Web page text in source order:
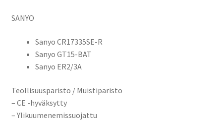
SANYO
Sanyo CR17335SE-R
Sanyo GT15-BAT
Sanyo ER2/3A
Teollisuusparisto / Muistiparisto
– CE -hyväksytty
– Ylikuumenemissuojattu